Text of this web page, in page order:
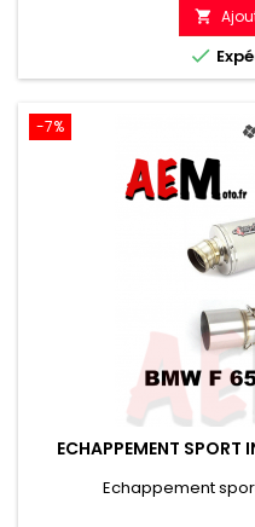


-7%
ECHAPPEMENT
Echappement